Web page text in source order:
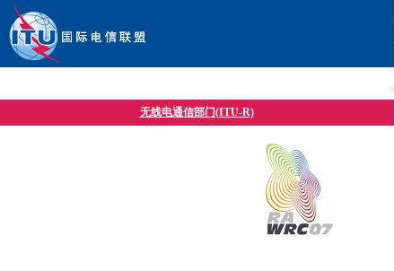
无线电通信部门(ITU-R)